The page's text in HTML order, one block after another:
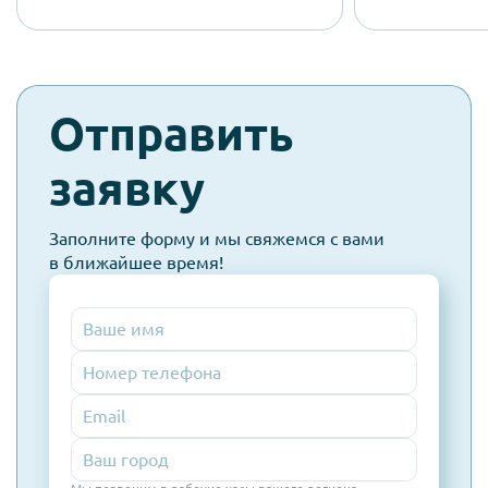
check-
spam
Отправить
заявку
Заполните форму и мы свяжемся с вами
в ближайшее время!
Номер
телефона
Email